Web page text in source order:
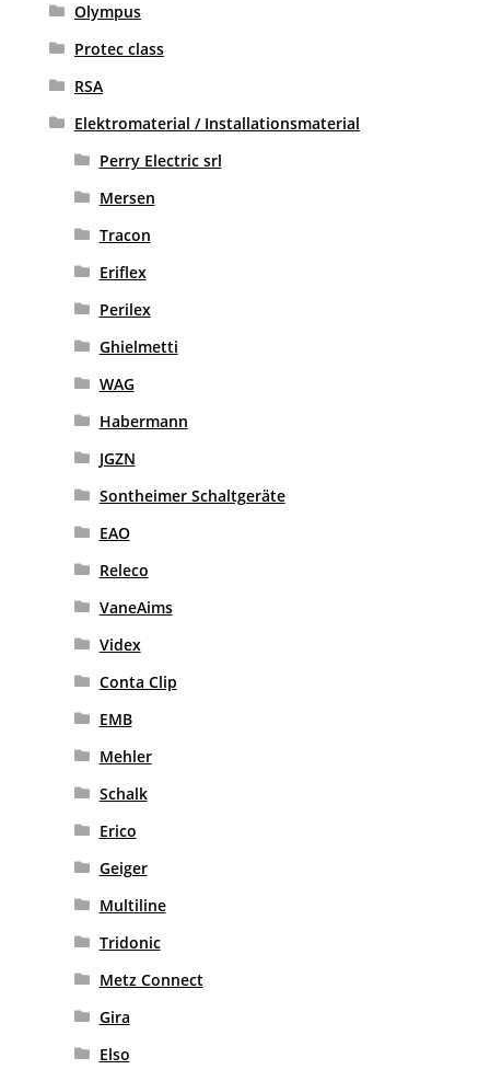
Olympus
Protec class
RSA
Elektromaterial / Installationsmaterial
Perry Electric srl
Mersen
Tracon
Eriflex
Perilex
Ghielmetti
WAG
Habermann
JGZN
Sontheimer Schaltgeräte
EAO
Releco
VaneAims
Videx
Conta Clip
EMB
Mehler
Schalk
Erico
Geiger
Multiline
Tridonic
Metz Connect
Gira
Elso